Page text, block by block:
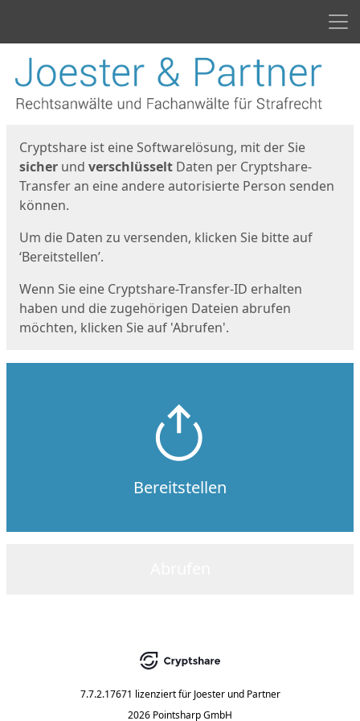
Start
Cryptshare ist eine Softwarelösung, mit der Sie
sicher und verschlüsselt Daten per Cryptshare-
Transfer an eine andere autorisierte Person senden
können.
Um die Daten zu versenden, klicken Sie bitte auf
‘Bereitstellen’.
Wenn Sie eine Cryptshare-Transfer-ID erhalten
haben und die zugehörigen Dateien abrufen
möchten, klicken Sie auf 'Abrufen'.
Bereitstellen
7.7.2.17671 lizenziert für Joester und Partner
2026 Pointsharp GmbH